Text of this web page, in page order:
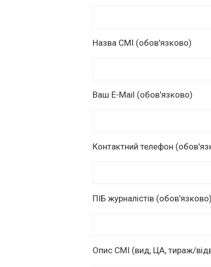
Назва СМІ (обов'язково)
Ваш E-Mail (обов'язково)
Контактний телефон
ПІБ журналістів (обов'язково)
Опис СМІ (вид, ЦА, тираж/